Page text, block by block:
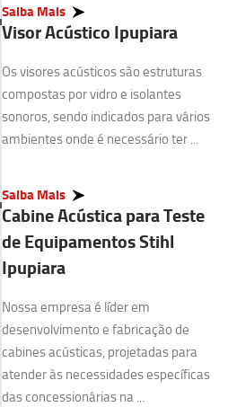
Saiba Mais
Visor Acústico Ipupiara
Os visores acústicos são estruturas
compostas por vidro e isolantes
sonoros, sendo indicados para vários
ambientes onde é necessário ter ...
Saiba Mais
Cabine Acústica para Teste
de Equipamentos Stihl
Ipupiara
Nossa empresa é líder em
desenvolvimento e fabricação de
cabines acústicas, projetadas para
atender às necessidades específicas
das concessionárias na ...